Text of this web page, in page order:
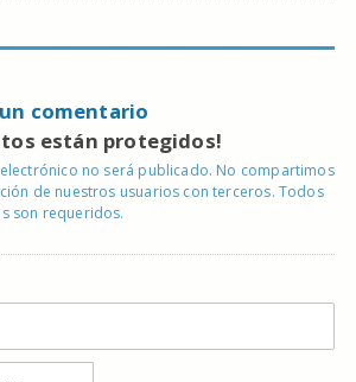
comentario
están protegidos!
no será publicado. No compartimos
de nuestros usuarios con terceros. Todos
son requeridos.